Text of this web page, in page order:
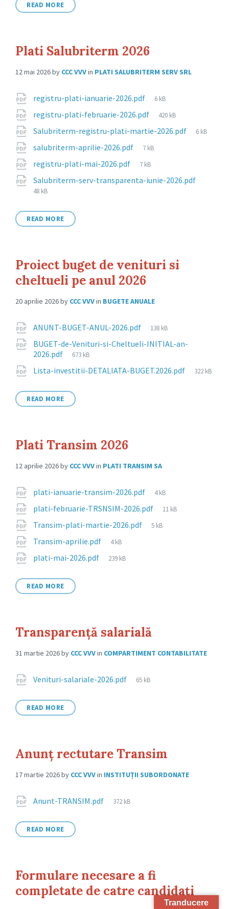
READ MORE
Plati Salubriterm 2026
12 mai 2026by CCC VVVin PLATI SALUBRITERM SERV SRL
Attachments
registru-plati-ianuarie-2026.pdf
File
6 kB
registru-plati-februarie-2026.pdf
File
420 kB
Salubriterm-registru-plati-martie-2026.pdf
File
6 kB
salubriterm-aprilie-2026.pdf
File
7 kB
registru-plati-mai-2026.pdf
File
7 kB
Salubriterm-serv-transparenta-iunie-2026.pdf
48 kB
READ MORE
Proiect buget de venituri si
cheltueli pe anul 2026
20 aprilie 2026by CCC VVVin BUGETE ANUALE
Attachments
ANUNT-BUGET-ANUL-2026.pdf
File
138 kB
BUGET-de-Venituri-si-Cheltueli-INITIAL-an-
2026.pdf
File
673 kB
Lista-investitii-DETALIATA-BUGET.2026.pdf
File
322 kB
READ MORE
Plati Transim 2026
12 aprilie 2026by CCC VVVin PLATI TRANSIM SA
Attachments
plati-ianuarie-transim-2026.pdf
File
4 kB
plati-februarie-TRSNSIM-2026.pdf
File
11 kB
Transim-plati-martie-2026.pdf
File
5 kB
Transim-aprilie.pdf
File
4 kB
plati-mai-2026.pdf
File
239 kB
READ MORE
Transparență salarială
31 martie 2026by CCC VVVin COMPARTIMENT CONTABILITATE
Attachments
Venituri-salariale-2026.pdf
File
65 kB
READ MORE
Anunț rectutare Transim
17 martie 2026by CCC VVVin INSTITUȚII SUBORDONATE
Attachments
Anunt-TRANSIM.pdf
File
372 kB
READ MORE
Formulare necesare a fi
completate de catre candidați
Tranducere